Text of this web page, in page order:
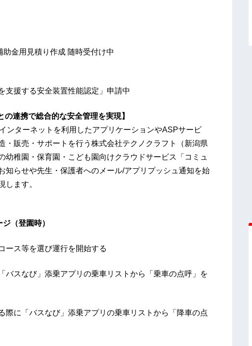
金用見積り作成 随時受付け中
援する安全装置性能認定」申請中
の連携で総合的な安全管理を実現】
ンターネットを利用したアプリケーションやASPサービ
・販売・サポートを行う株式会社テクノクラフト（新潟県
幼稚園・保育園・こども園向けクラウドサービス「コミュ
知らせや先生・保護者へのメール/アプリプッシュ通知を始
します。
（登園時）
ース等を選び運行を開始する
スなび」添乗アプリの乗車リストから「乗車の点呼」を
に「バスなび」添乗アプリの乗車リストから「降車の点